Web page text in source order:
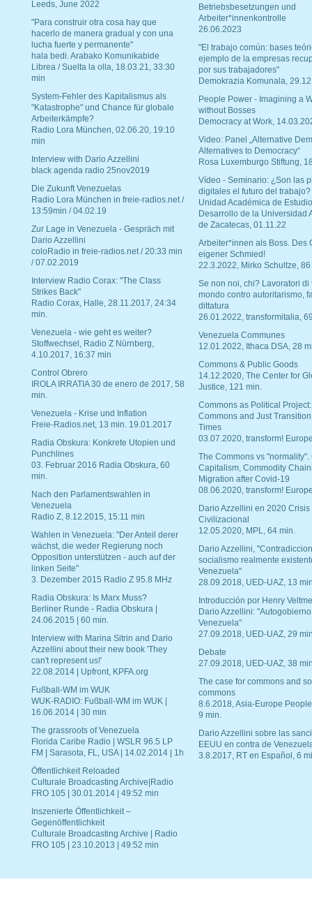
Leeds, June 2022
"Para construir otra cosa hay que
hacerlo de manera gradual y con una
lucha fuerte y permanente"
hala bedi. Arabako Komunikabide
Librea / Suelta la olla, 18.03.21, 33:30
min
System-Fehler des Kapitalismus als
"Katastrophe" und Chance für globale
Arbeiterkämpfe?
Radio Lora München, 02.06.20, 19:10
min
Interview with Dario Azzellini
black agenda radio 25nov2019
Die Zukunft Venezuelas
Radio Lora München in freie-radios.net /
13:59min / 04.02.19
Zur Lage in Venezuela - Gespräch mit
Dario Azzellini
coloRadio in freie-radios.net / 20:33 min
/ 07.02.2019
Interview Radio Corax: "The Class
Strikes Back"
Radio Corax, Halle, 28.11.2017, 24:34
min.
Venezuela - wie geht es weiter?
Stoffwechsel, Radio Z Nürnberg,
4.10.2017, 16:37 min
Control Obrero
IROLA IRRATIA 30 de enero de 2017, 58
min.
Venezuela - Krise und Inflation
Freie-Radios.net, 13 min. 19.01.2017
Radia Obskura: Konkrete Utopien und
Punchlines
03. Februar 2016 Radia Obskura, 60
min.
Nach den Parlamentswahlen in
Venezuela
Radio Z, 8.12.2015, 15:11 min
Wahlen in Venezuela: "Der Anteil derer
wächst, die weder Regierung noch
Opposition unterstützen - auch auf der
linken Seite"
3. Dezember 2015 Radio Z 95.8 MHz
Radia Obskura: Is Marx Muss?
Berliner Runde - Radia Obskura |
24.06.2015 | 60 min.
Interview with Marina Sitrin and Dario
Azzellini about their new book 'They
can't represent us!'
22.08.2014 | Upfront, KPFA.org
Fußball-WM im WUK
WUK-RADIO: Fußball-WM im WUK |
16.06.2014 | 30 min
The grassroots of Venezuela
Florida Caribe Radio | WSLR 96.5 LP
FM | Sarasota, FL, USA | 14.02.2014 | 1h
Öffentlichkeit Reloaded
Culturale Broadcasting Archive|Radio
FRO 105 | 30.01.2014 | 49:52 min
Inszenierte Öffentlichkeit –
Gegenöffentlichkeit
Culturale Broadcasting Archive | Radio
FRO 105 | 23.10.2013 | 49:52 min
Betriebsbesetzungen und
Arbeiter*innenkontrolle
26.06.2023
"El trabajo común: bases
ejemplo de la empresas
por sus trabajadores"
Demokrazia Komunala,
People Power - Imagining a
without Bosses
Democracy at Work,
Video: Panel „Alternative
Alternatives to Democracy“
Rosa Luxemburgo Stiftung,
Vídeo - Seminario: ¿Son las
digitales el futuro del trabajo?
Unidad Académica de
Desarrollo de la Universidad
de Zacatecas, 01.11.22
Arbeiter*innen als Boss. Des
eigener Schmied!
22.3.2022, Mirko Schultze, 86
Se non noi, chi? Lavoratori di
mondo contro autoritarismo,
dittatura
26.01.2022, transformitalia,
Venezuela Communes
12.01.2022, Ithaca DSA, 28
Commons & Public Goods
14.12.2020, The Center for
Justice, 121 min.
Commons as Political Project:
Commons and Just
Times
03.07.2020, transform!
The Commons vs "normality".
Capitalism, Commodity
Migration after Covid-19
08.06.2020, transform!
Dario Azzellini en 2020 Crisis
Civilizacional
12.05.2020, MPL, 64 min.
Dario Azzellini,
socialismo realmente
Venezuela"
28.09.2018, UED-UAZ, 13
Introducción por Henry
Dario Azzellini:
Venezuela"
27.09.2018, UED-UAZ, 29
Debate
27.09.2018, UED-UAZ, 38
The case for commons and
commons
8.6.2018, Asia-Europe
9 min.
Dario Azzellini sobre las
EEUU en contra de
3.8.2017, RT en Español, 6